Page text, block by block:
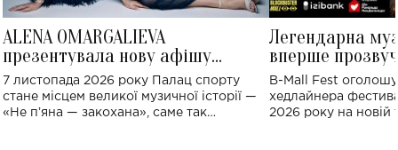
ALENA OMARGALIEVA
презентувала нову афішу
великого концерту в Палаці
спорту
7 листопада 2026 року Палац спорту
стане місцем великої музичної історії —
«Не пʼяна — закохана», саме так
Легендарна
вперше
Україні: де
B-Mall Fest
хедлайнера
2026 року на новій